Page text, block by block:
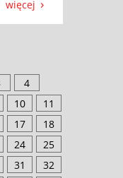
więcej
4
10
11
17
18
24
25
31
32